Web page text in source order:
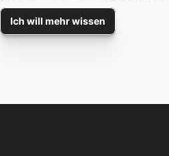
Ich will mehr wissen